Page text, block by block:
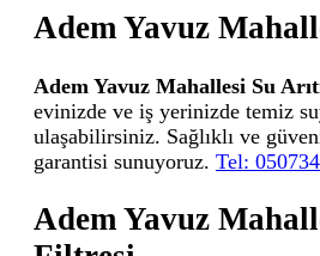
Adem Yavuz
Adem Yavuz Mahallesi Su
evinizde ve iş yerinizde temiz
ulaşabilirsiniz. Sağlıklı ve
garantisi sunuyoruz. Tel:
Adem Yavuz